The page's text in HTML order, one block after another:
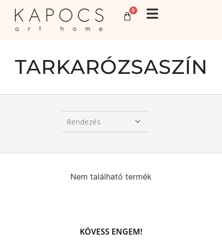
0
TARKARÓZSASZÍN
Rendezés
Nem található termék
KÖVESS ENGEM!